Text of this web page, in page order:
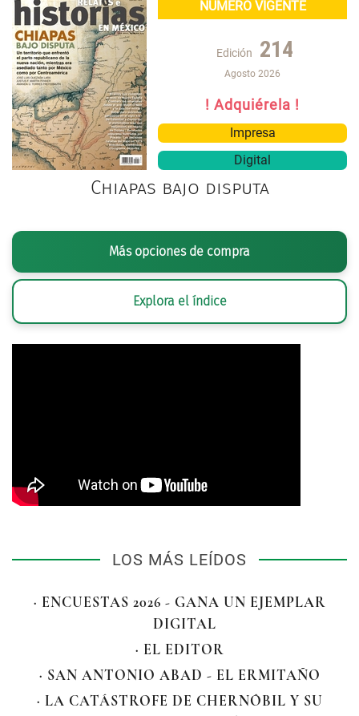
NÚMERO VIGENTE
Edición 214
Agosto 2026
! Adquiérela !
Impresa
Digital
Chiapas bajo disputa
Más opciones de compra
Explora el índice
LOS MÁS LEÍDOS
· ENCUESTAS 2026 - GANA UN EJEMPLAR
DIGITAL
· EL EDITOR
· SAN ANTONIO ABAD - EL ERMITAÑO
· LA CATÁSTROFE DE CHERNÓBIL Y SU